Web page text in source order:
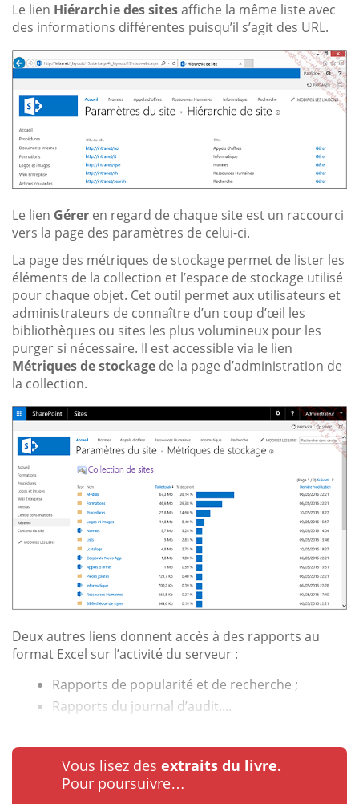
Le lien Hiérarchie des sitesaffiche la même liste avec
des informations différentes puisqu’il s’agit des URL.
Le lien Gérer en regard de chaque site est un raccourci
vers la page des paramètres de celui-ci.
La page des métriques de stockage permet de lister les
éléments de la collection et l’espace de stockage utilisé
pour chaque objet. Cet outil permet aux utilisateurs et
administrateurs de connaître d’un coup d’œil les
bibliothèques ou sites les plus volumineux pour les
purger si nécessaire. Il est accessible via le lien
Métriques de stockage de la page d’administration de
la collection.
Deux autres liens donnent accès à des rapports au
format Excel sur l’activité du serveur :
Rapports de popularité et de recherche ;
Rapports du journal d’audit....
Vous lisez des extraits du livre.
Pour poursuivre…